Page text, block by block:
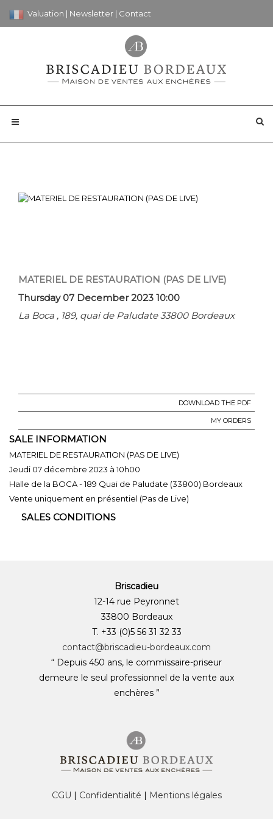
Valuation | Newsletter | Contact
MATERIEL DE RESTAURATION (PAS DE LIVE)
Thursday 07 December 2023 10:00
La Boca , 189, quai de Paludate 33800 Bordeaux
DOWNLOAD THE PDF
MY ORDERS
SALE INFORMATION
MATERIEL DE RESTAURATION (PAS DE LIVE)
Jeudi 07 décembre 2023 à 10h00
Halle de la BOCA - 189 Quai de Paludate (33800) Bordeaux
Vente uniquement en présentiel (Pas de Live)
SALES CONDITIONS
Briscadieu
12-14 rue Peyronnet
33800 Bordeaux
T. +33 (0)5 56 31 32 33
contact@briscadieu-bordeaux.com
“ Depuis 450 ans, le commissaire-priseur
demeure le seul professionnel de la vente aux
enchères ”
CGU | Confidentialité | Mentions légales